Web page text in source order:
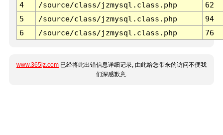
4
/source/class/jzmysql.class.php
62
5
/source/class/jzmysql.class.php
94
6
/source/class/jzmysql.class.php 76
www.365jz.com 已经将此出错信息详细记录, 由此给您带来的访问不便我
们深感歉意.